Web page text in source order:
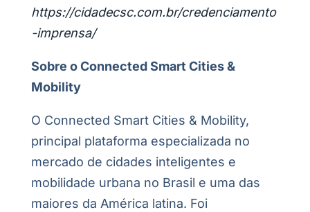
https://cidadecsc.com.br/credenciamento
-imprensa/
Sobre o Connected Smart Cities &
Mobility
O Connected Smart Cities & Mobility,
principal plataforma especializada no
mercado de cidades inteligentes e
mobilidade urbana no Brasil e uma das
maiores da América latina. Foi